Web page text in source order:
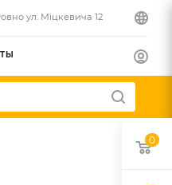
ул. Міцкевича 12
0